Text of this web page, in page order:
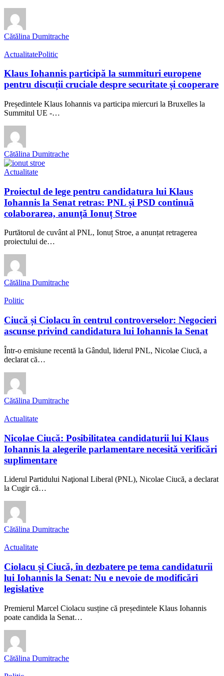
Cătălina Dumitrache
ActualitatePolitic
Klaus Iohannis participă la summituri europene
pentru discuții cruciale despre securitate și cooperare
Președintele Klaus Iohannis va participa miercuri la Bruxelles la
Summitul UE -…
Cătălina Dumitrache
Actualitate
Proiectul de lege pentru candidatura lui Klaus
Iohannis la Senat retras: PNL și PSD continuă
colaborarea, anunță Ionuț Stroe
Purtătorul de cuvânt al PNL, Ionuț Stroe, a anunțat retragerea
proiectului de…
Cătălina Dumitrache
Politic
Ciucă și Ciolacu în centrul controverselor: Negocieri
ascunse privind candidatura lui Iohannis la Senat
Într-o emisiune recentă la Gândul, liderul PNL, Nicolae Ciucă, a
declarat că…
Cătălina Dumitrache
Actualitate
Nicolae Ciucă: Posibilitatea candidaturii lui Klaus
Iohannis la alegerile parlamentare necesită verificări
suplimentare
Liderul Partidului Naţional Liberal (PNL), Nicolae Ciucă, a declarat
la Cugir că…
Cătălina Dumitrache
Actualitate
Ciolacu și Ciucă, în dezbatere pe tema candidaturii
lui Iohannis la Senat: Nu e nevoie de modificări
legislative
Premierul Marcel Ciolacu susține că președintele Klaus Iohannis
poate candida la Senat…
Cătălina Dumitrache